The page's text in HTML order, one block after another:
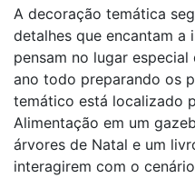
A decoração temática
detalhes que encantam a
pensam no lugar
ano todo preparando os
temático está localizado
Alimentação em um
árvores de Natal e um
interagirem com o